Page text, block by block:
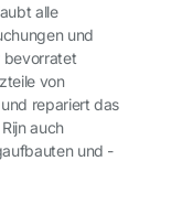
alle
und
bevorratet
von
repariert das
auch
und -